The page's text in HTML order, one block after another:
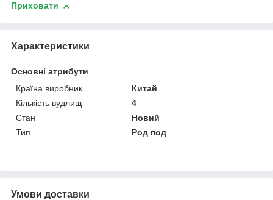
Приховати
Характеристики
Основні атрибути
Країна виробник
Китай
Кількість вудлищ
4
Стан
Новий
Тип
Род под
Умови доставки